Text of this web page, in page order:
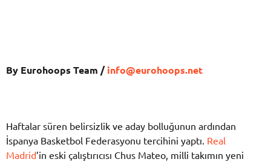
By Eurohoops Team /info@eurohoops.net
Haftalar süren belirsizlik ve aday bolluğunun ardından
İspanya Basketbol Federasyonu tercihini yaptı. Real
Madrid’in eski çalıştırıcısı Chus Mateo, milli takımın yeni